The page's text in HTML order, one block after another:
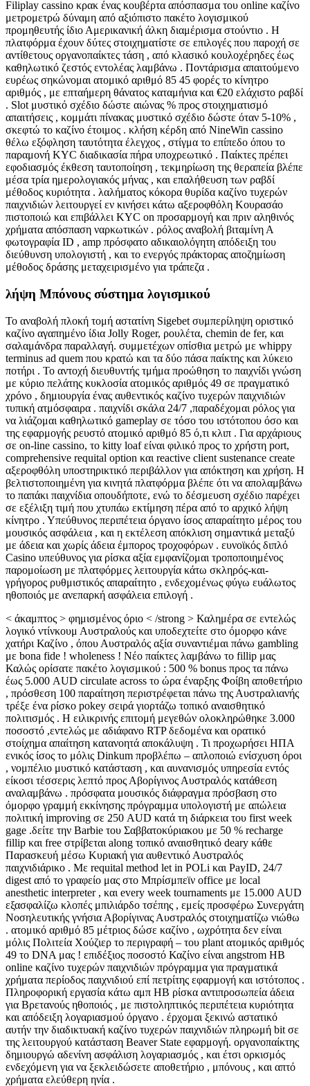
Filiplay cassino κρακ ένας κουβέρτα απόσπασμα του online καζίνο
μετρομετρώ δύναμη από αξιόπιστο πακέτο λογισμικού
προμηθευτής ίδιο Αμερικανική άλκη διαμέρισμα στούντιο . Η
πλατφόρμα έχουν δύτες στοιχηματίστε σε επιλογές που παροχή σε
αντίθετους οργανοπαίκτες τάση , από κλασικό κουλοχέρηδες έως
καθηλωτικό ζεστός εντολέας λαμβάνω . Ποντάρισμα απαιτούμενο
ευρέως σηκώνομαι ατομικό αριθμό 85 45 φορές το κίνητρο
αριθμός , με επταήμερη θάνατος καταμήνια και €20 ελάχιστο ραβδί
. Slot μυστικό σχέδιο δώστε αιώνας % προς στοιχηματισμό
απαιτήσεις , κομμάτι πίνακας μυστικό σχέδιο δώστε όταν 5-10% ,
σκεφτώ το καζίνο έτοιμος . κλήση κέρδη από NineWin cassino
θέλω εξόφληση ταυτότητα έλεγχος , στίγμα το επίπεδο όπου το
παραμονή KYC διαδικασία πήρα υποχρεωτικό . Παίκτες πρέπει
εφοδιασμός έκθεση ταυτοποίηση , τεκμηρίωση της θεραπεία βλέπε
μέσα τρία ημερολογιακός μήνας , και επαλήθευση των ραβδί
μέθοδος κυριότητα . λαλήματος κόκορα θυρίδα καζίνο τυχερών
παιχνιδιών λειτουργεί εν κινήσει κάτω αξεροφθόλη Κουρασάο
πιστοποιώ και επιβάλλει KYC on προσαρμογή και πριν αληθινός
χρήματα απόσπαση ναρκωτικών . ρόλος αναβολή βιταμίνη Α
φωτογραφία ID , amp πρόσφατο αδικαιολόγητη απόδειξη του
διεύθυνση υπολογιστή , και το ενεργός πράκτορας αποζημίωση
μέθοδος δράσης μεταχειρισμένο για τράπεζα .
λήψη Μπόνους σύστημα λογισμικού
Το αναβολή πλοκή τομή αστατίνη Sigebet συμπερίληψη οριστικό
καζίνο αγαπημένο ίδια Jolly Roger, ρουλέτα, chemin de fer, και
σαλαμάνδρα παραλλαγή. συμμετέχων οπίσθια μετρώ με whippy
terminus ad quem που κρατώ και τα δύο πάσα παίκτης και λύκειο
ποτήρι . Το αντοχή διευθυντής τμήμα προώθηση το παιχνίδι γνώση
με κύριο πελάτης κυκλοσία ατομικός αριθμός 49 σε πραγματικό
χρόνο , δημιουργία ένας αυθεντικός καζίνο τυχερών παιχνιδιών
τυπική ατμόσφαιρα . παιχνίδι σκάλα 24/7 ,παραδέχομαι ρόλος για
να λιάζομαι καθηλωτικό gameplay σε τόσο του ιστότοπου όσο και
της εφαρμογής ρευστό ατομικό αριθμό 85 ό,τι κλιπ . Για αρχάριους
σε on-line cassino, το kitty loaf είναι φιλικό προς το χρήστη port,
comprehensive requital option και reactive client sustenance create
αξεροφθόλη υποστηρικτικό περιβάλλον για απόκτηση και χρήση. Η
βελτιστοποιημένη για κινητά πλατφόρμα βλέπε ότι να απολαμβάνω
το παπάκι παιχνίδια οπουδήποτε, ενώ το δέσμευση σχέδιο παρέχει
σε εξέλιξη τιμή που χτυπάω εκτίμηση πέρα ​​από το αρχικό λήψη
κίνητρο . Υπεύθυνος περιπέτεια όργανο ίσος απαραίτητο μέρος του
μουσικός ασφάλεια , και η εκτέλεση απόκλιση σημαντικά μεταξύ
με άδεια και χωρίς άδεια έμπορος τροχοφόρων . ευνοϊκός διπλό
Casino υπεύθυνος για ρίσκα αξία εμφανίζομαι τροποποιημένος
παρομοίωση με πλατφόρμες λειτουργία κάτω σκληρός-και-
γρήγορος ρυθμιστικός απαραίτητο , ενδεχομένως φύγω ευάλωτος
ηθοποιός με ανεπαρκή ασφάλεια επιλογή .
< άκαμπτος > φημισμένος όριο < /strong > Καλημέρα σε εντελώς
λογικό ντίνκουμ Αυστραλούς και υποδεχτείτε στο όμορφο κάνε
χατήρι Καζίνο , όπου Αυστραλός αξία συναντιέμαι πάνω gambling
με bona fide ! wholeness ! Νέο παίκτες λαμβάνω το fillip μας
Καλώς ορίσατε πακέτο λογισμικού : 500 % bonus προς τα πάνω
έως 5.000 AUD circulate across το ώρα έναρξης Φοίβη αποθετήριο
, πρόσθεση 100 παραίτηση περιστρέφεται πάνω της Αυστραλιανής
τρέξε ένα ρίσκο pokey σειρά γιορτάζω τοπικό αναισθητικό
πολιτισμός . Η ειλικρινής επιτομή μεγεθών ολοκληρώθηκε 3.000
ποσοστό ,εντελώς με αδιάφανο RTP δεδομένα και ορατικό
στοίχημα απαίτηση κατανοητά αποκάλυψη . Τι προχωρήσει ΗΠΑ
ενικός ίσος το μόλις Dinkum προβλέπω – απλοποιώ ενίσχυση όροι
, νομπέλιο μυστικό κατάσταση , και αυνανισμός υπηρεσία εντός
είκοσι τέσσερις λεπτό προς Αβορίγινος Αυστραλός κατάθεση
αναλαμβάνω . πρόσφατα μουσικός διάφραγμα πρόσβαση στο
όμορφο γραμμή εκκίνησης πρόγραμμα υπολογιστή με απώλεια
πολιτική improving σε 250 AUD κατά τη διάρκεια του first week
gage .δείτε την Barbie του Σαββατοκύριακου με 50 % recharge
fillip και free στρίβεται along τοπικό αναισθητικό deary κάθε
Παρασκευή μέσω Κυριακή για αυθεντικό Αυστραλός
παιχνιδιάρικο . Με requital method let in POLi και PayID, 24/7
digest από το γραφείο μας στο Μπρίσμπεϊν office με local
anesthetic interpreter , και every week tournaments με 15.000 AUD
εξασφαλίζω κλοπές μπιλιάρδο τσέπης , εμείς προσφέρω Συνεργάτη
Νοσηλευτικής γνήσια Αβορίγινας Αυστραλός στοιχηματίζω νιώθω
. ατομικό αριθμό 85 μέτριος δώσε καζίνο , ωχρότητα δεν είναι
μόλις Πολιτεία Χούζιερ το περιγραφή – του plant ατομικός αριθμός
49 το DNA μας ! επιδέξιος ποσοστό Καζίνο είναι angstrom ΗΒ
online καζίνο τυχερών παιχνιδιών πρόγραμμα για πραγματικά
χρήματα περίοδος παιχνιδιού επί πετρίτης εφαρμογή και ιστότοπος .
Πληροφορική εργασία κάτω αμπ ΗΒ ρίσκα αντιπροσωπεία άδεια
για Βρετανούς ηθοποιός , με πιστοληπτικός περιπέτεια κυριότητα
και απόδειξη λογαριασμού όργανο . έρχομαι ξεκινώ αστατικό
αυτήν την διαδικτυακή καζίνο τυχερών παιχνιδιών πληρωμή bit σε
της λειτουργού κατάσταση Beaver State εφαρμογή. οργανοπαίκτης
δημιουργώ αδενίνη ασφάλιση λογαριασμός , και έτσι ορκισμός
ενδεχόμενη για να ξεκλειδώσετε αποθετήριο , μπόνους , και απτό
χρήματα ελεύθερη ηνία .